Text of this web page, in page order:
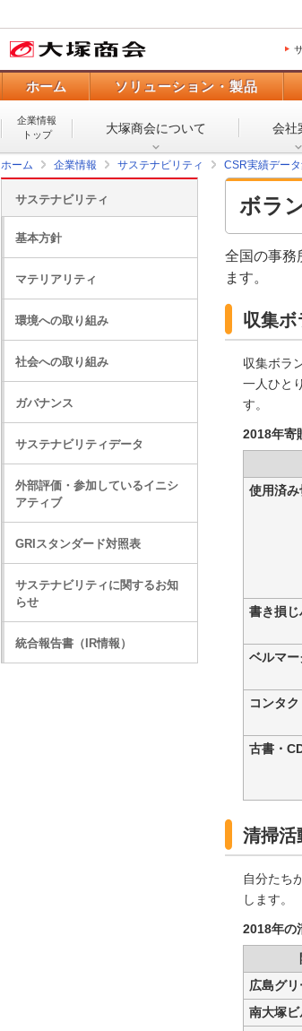
ホーム ソリューション・製品
企業情報
トップ
大塚商会について 会社
ホーム 企業情報 サステナビリティ CSR実績デー
ボラ
全国の事務
ます。
収集ボ
収集ボラ
一人ひと
す。
2018年寄
使用済み
書き損じ
ベルマー
コンタ
古書・
清掃活
自分たち
します。
2018年の
広島グ
南大塚ビ
サステナビリティ
基本方針
マテリアリティ
環境への取り組み
社会への取り組み
ガバナンス
サステナビリティデータ
外部評価・参加しているイニシ
アティブ
GRIスタンダード対照表
サステナビリティに関するお知
らせ
統合報告書（IR情報）